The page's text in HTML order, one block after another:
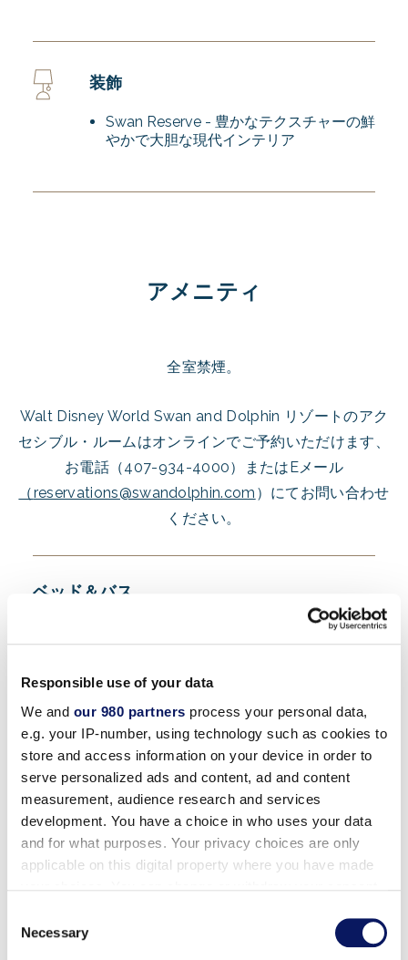
Responsible use of your data
We and our 980 partners process your personal data,
e.g. your IP-number, using technology such as cookies to
store and access information on your device in order to
serve personalized ads and content, ad and content
measurement, audience research and services
development. You have a choice in who uses your data
and for what purposes. Your privacy choices are only
applicable on this digital property where you have made
the Privacy trigger icon.
Selection
Necessary
装飾
Swan Reserve - 豊かなテクスチャーの鮮
やかで大胆な現代インテリア
アメニティ
全室禁煙。
Walt Disney World Swan and Dolphin リゾートのアク
セシブル・ルームはオンラインでご予約いただけます、
お電話（407-934-4000）またはEメール
（reservations@swandolphin.com ）にてお問い合わせ
ください。
ベッド＆バス
寝椅子あり
部屋の特徴
全室禁煙
安全
アイロン／アイロン台
デュアルUSB充電ステーション付きクロックラジ